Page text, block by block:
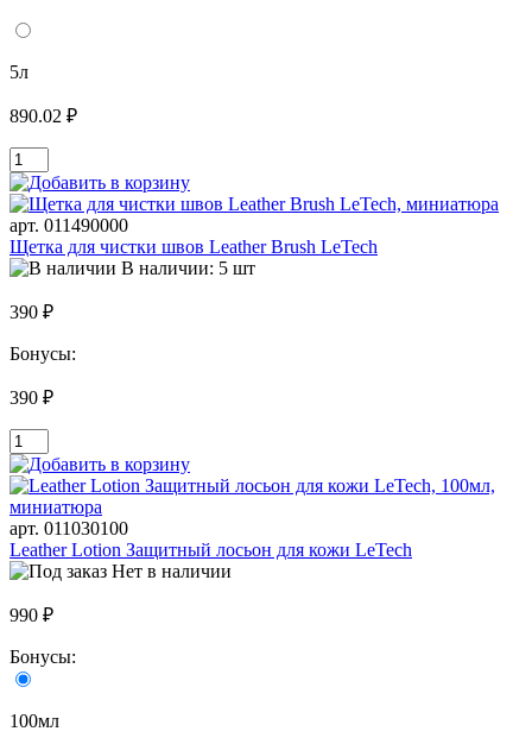
5л
890.02 ₽
арт. 011490000
Щетка для чистки швов Leather Brush LeTech
В наличии: 5 шт
390 ₽
Бонусы:
390 ₽
арт. 011030100
Leather Lotion Защитный лосьон для кожи LeTech
Нет в наличии
990 ₽
Бонусы:
100мл